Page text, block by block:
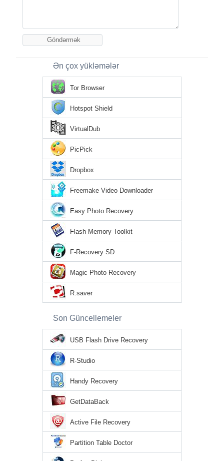
Ən çox yükləmələr
Tor Browser
Hotspot Shield
VirtualDub
PicPick
Dropbox
Freemake Video Downloader
Easy Photo Recovery
Flash Memory Toolkit
F-Recovery SD
Magic Photo Recovery
R.saver
Son Güncellemeler
USB Flash Drive Recovery
R-Studio
Handy Recovery
GetDataBack
Active File Recovery
Partition Table Doctor